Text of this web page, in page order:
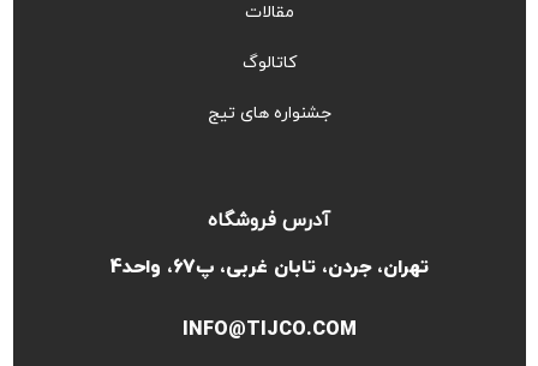
مقالات
کاتالوگ
جشنواره های تیج
آدرس فروشگاه
تهران، جردن، تابان غربی، پ67، واحد4
INFO@TIJCO.COM